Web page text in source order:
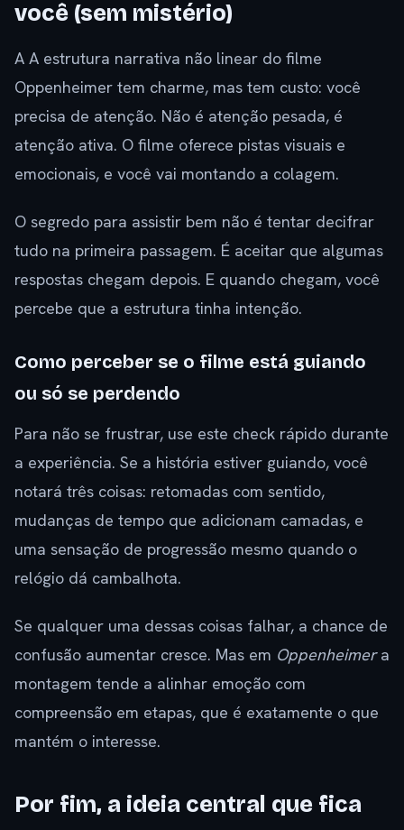
você (sem mistério)
A A estrutura narrativa não linear do filme
Oppenheimer tem charme, mas tem custo: você
precisa de atenção. Não é atenção pesada, é
atenção ativa. O filme oferece pistas visuais e
emocionais, e você vai montando a colagem.
O segredo para assistir bem não é tentar decifrar
tudo na primeira passagem. É aceitar que algumas
respostas chegam depois. E quando chegam, você
percebe que a estrutura tinha intenção.
Como perceber se o filme está guiando
ou só se perdendo
Para não se frustrar, use este check rápido durante
a experiência. Se a história estiver guiando, você
notará três coisas: retomadas com sentido,
mudanças de tempo que adicionam camadas, e
uma sensação de progressão mesmo quando o
relógio dá cambalhota.
Se qualquer uma dessas coisas falhar, a chance de
confusão aumentar cresce. Mas em Oppenheimera
montagem tende a alinhar emoção com
compreensão em etapas, que é exatamente o que
mantém o interesse.
Por fim, a ideia central que fica